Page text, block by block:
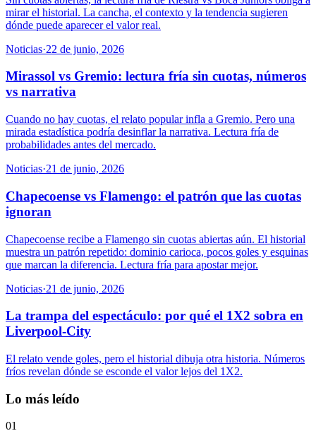
mirar el historial. La cancha, el contexto y la tendencia sugieren
dónde puede aparecer el valor real.
Noticias·22 de junio, 2026
Mirassol vs Gremio: lectura fría sin cuotas, números
vs narrativa
Cuando no hay cuotas, el relato popular infla a Gremio. Pero una
mirada estadística podría desinflar la narrativa. Lectura fría de
probabilidades antes del mercado.
Noticias·21 de junio, 2026
Chapecoense vs Flamengo: el patrón que las cuotas
ignoran
Chapecoense recibe a Flamengo sin cuotas abiertas aún. El historial
muestra un patrón repetido: dominio carioca, pocos goles y esquinas
que marcan la diferencia. Lectura fría para apostar mejor.
Noticias·21 de junio, 2026
La trampa del espectáculo: por qué el 1X2 sobra en
Liverpool-City
El relato vende goles, pero el historial dibuja otra historia. Números
fríos revelan dónde se esconde el valor lejos del 1X2.
Lo más leído
01